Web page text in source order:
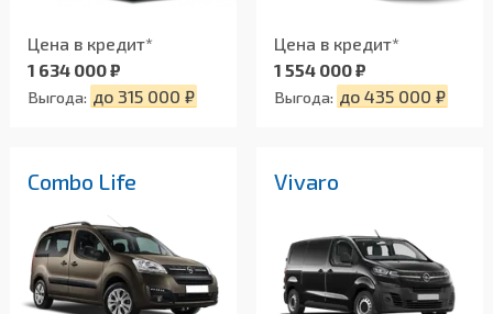
Цена в кредит*
1 634 000 ₽
Выгода: до 315 000 ₽
Цена в кредит*
1 554 000 ₽
Выгода: до 435 000 ₽
Combo Life Vivaro